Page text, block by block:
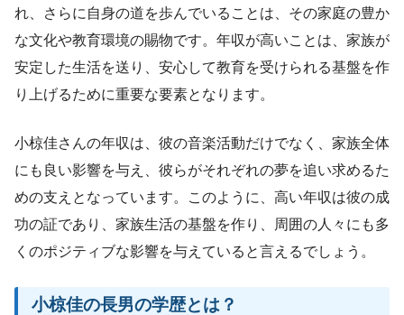
れ、さらに自身の道を歩んでいることは、その家庭の豊か
な文化や教育環境の賜物です。年収が高いことは、家族が
安定した生活を送り、安心して教育を受けられる基盤を作
り上げるために重要な要素となります。
小椋佳さんの年収は、彼の音楽活動だけでなく、家族全体
にも良い影響を与え、彼らがそれぞれの夢を追い求めるた
めの支えとなっています。このように、高い年収は彼の成
功の証であり、家族生活の基盤を作り、周囲の人々にも多
くのポジティブな影響を与えていると言えるでしょう。
小椋佳の長男の学歴とは？